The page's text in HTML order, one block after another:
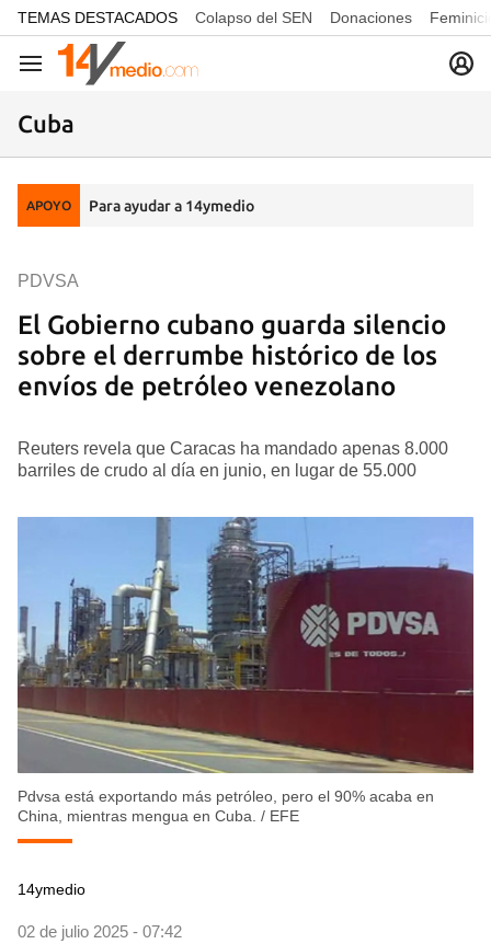
common.go-to-content
TEMAS DESTACADOS Colapso del SEN Donaciones
Navegación
Cuba
APOYO Para ayudar a 14ymedio
El Gobierno cubano guarda silencio
sobre el derrumbe histórico de los
envíos de petróleo venezolano
PDVSA
Reuters revela que Caracas ha mandado apenas 8.000
barriles de crudo al día en junio, en lugar de 55.000
Pdvsa está exportando más petróleo, pero el 90% acaba en
China, mientras mengua en Cuba. / EFE
14ymedio
02 de julio 2025 - 07:42